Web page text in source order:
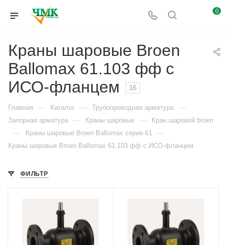
0
Краны шаровые Broen
Ballomax 61.103 фф с
ИСО-фланцем
16
Главная — Каталог — Трубопроводная арматура —
Запорная арматура — Краны шаровые — Кран шаровой broen
— Краны шаровые Broen Ballomax серия 61 —
Краны шаровые Broen Ballomax 61.103 фф с ИСО-фланцем
ФИЛЬТР